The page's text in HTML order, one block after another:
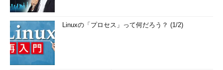
Linuxの「プロセス」って何だろう？ (1/2)